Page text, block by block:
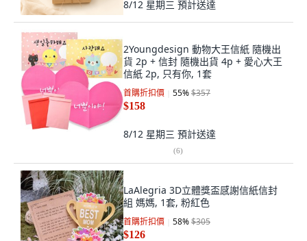
8/12 星期三 預計送達
2Youngdesign 動物大王信紙 隨機出
貨 2p + 信封 隨機出貨 4p + 愛心大王
信紙 2p, 只有你, 1套
首購折扣價 55%$357
$158
8/12 星期三 預計送達
(6)
LaAlegria 3D立體獎盃感謝信紙信封
組 媽媽, 1套, 粉紅色
首購折扣價 58%$305
$126